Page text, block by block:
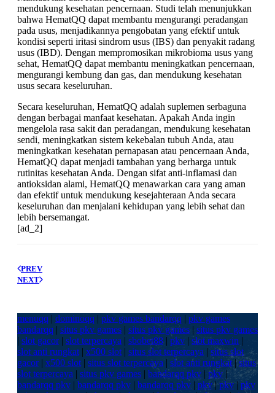
mendukung kesehatan pencernaan. Studi telah menunjukkan
bahwa HematQQ dapat membantu mengurangi peradangan
pada usus, menjadikannya pengobatan yang efektif untuk
kondisi seperti iritasi sindrom usus (IBS) dan penyakit radang
usus (IBD). Dengan mempromosikan mikrobioma usus yang
sehat, HematQQ dapat membantu meningkatkan pencernaan,
mengurangi kembung dan gas, dan mendukung kesehatan
usus secara keseluruhan.
Secara keseluruhan, HematQQ adalah suplemen serbaguna
dengan berbagai manfaat kesehatan. Apakah Anda ingin
mengelola rasa sakit dan peradangan, mendukung kesehatan
sendi, meningkatkan sistem kekebalan tubuh Anda, atau
meningkatkan kesehatan pernapasan atau pencernaan Anda,
HematQQ dapat menjadi tambahan yang berharga untuk
rutinitas kesehatan Anda. Dengan sifat anti-inflamasi dan
antioksidan alami, HematQQ menawarkan cara yang aman
dan efektif untuk mendukung kesejahteraan Anda secara
keseluruhan dan menjalani kehidupan yang lebih sehat dan
lebih bersemangat.
[ad_2]
PREV
NEXT
menuqq | dominoqq | pkv games bandarqq | pkv games
bandarqq | situs pkv games | situs pkv games | situs pkv games
| slot gacor| slot terpercaya | sbobet88 | pkv | slot maxwin |
slot anti rungkat | x500 slot | situs slot terpercaya | situs slot
gacor| x500 slot | situs slot terpercaya | slot anti rungkat |situs
slot terpercaya | situs pkv games | bandarqq pkv | pkv |
bandarqq pkv | bandarqq pkv | bandarqq pkv | pkv|pkv | pkv